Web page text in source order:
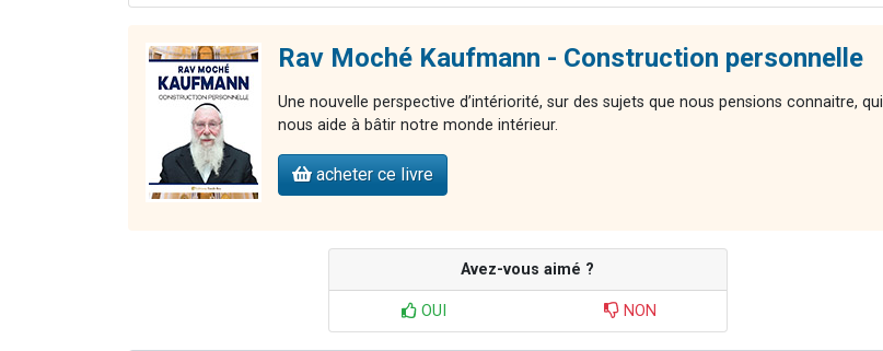
Rav Moché Kaufmann - Construction personnelle
Une nouvelle perspective d’intériorité, sur des sujets que nous pensions connaitre, qui
nous aide à bâtir notre monde intérieur.
acheter ce livre
Avez-vous aimé ?
OUI NON